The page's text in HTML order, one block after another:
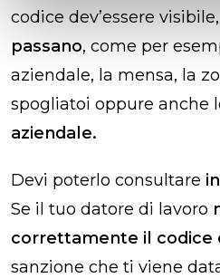
codice dev’essere
passano, come per
aziendale, la mensa, la
spogliatoi oppure anche
aziendale.
Devi poterlo consultare
Se il tuo datore di lavoro
correttamente il codice
sanzione che ti viene